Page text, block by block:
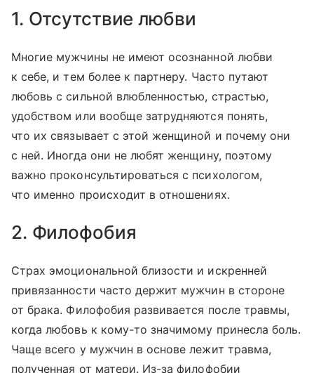
1. Отсутствие любви
Многие мужчины не имеют осознанной любви
к себе, и тем более к партнеру. Часто путают
любовь с сильной влюбленностью, страстью,
удобством или вообще затрудняются понять,
что их связывает с этой женщиной и почему они
с ней. Иногда они не любят женщину, поэтому
важно проконсультироваться с психологом,
что именно происходит в отношениях.
2. Филофобия
Страх эмоциональной близости и искренней
привязанности часто держит мужчин в стороне
от брака. Филофобия развивается после травмы,
когда любовь к кому-то значимому принесла боль.
Чаще всего у мужчин в основе лежит травма,
полученная от матери. Из-за филофобии